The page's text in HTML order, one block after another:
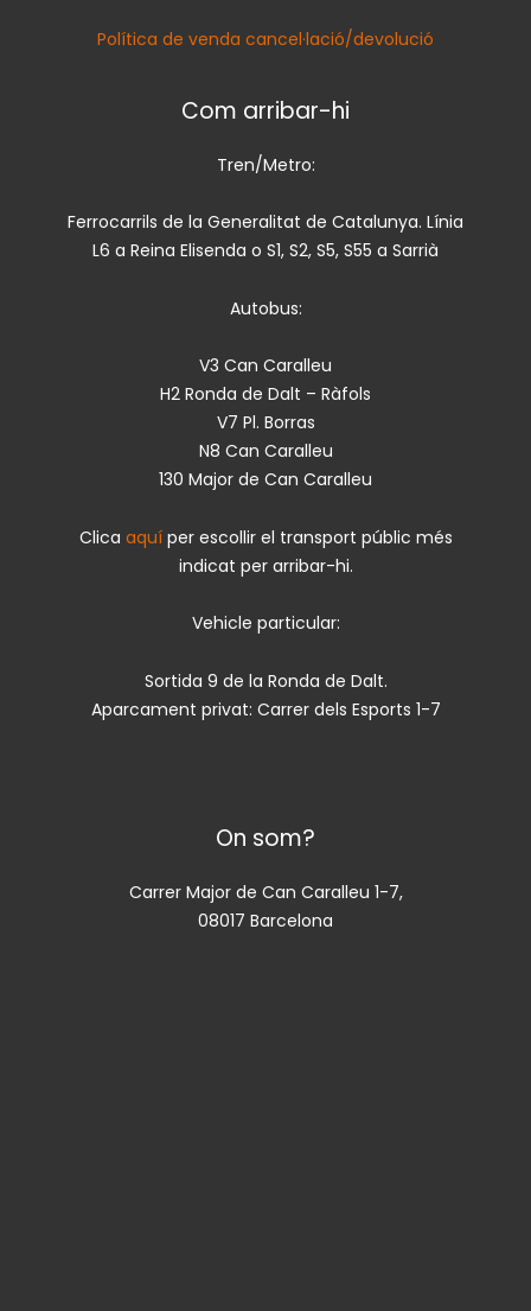
Política de venda cancel·lació/devolució
Com arribar-hi
Tren/Metro:
Ferrocarrils de la Generalitat de Catalunya. Línia
L6 a Reina Elisenda o S1, S2, S5, S55 a Sarrià
Autobus:
V3 Can Caralleu
H2 Ronda de Dalt – Ràfols
V7 Pl. Borras
N8 Can Caralleu
130 Major de Can Caralleu
Clica aquí per escollir el transport públic més
indicat per arribar-hi.
Vehicle particular:
Sortida 9 de la Ronda de Dalt.
Aparcament privat: Carrer dels Esports 1-7
On som?
Carrer Major de Can Caralleu 1-7,
08017 Barcelona